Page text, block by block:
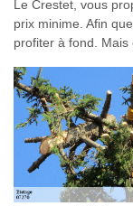
Le Crestet, vous
prix minime. Afin
profiter à fond. Mais